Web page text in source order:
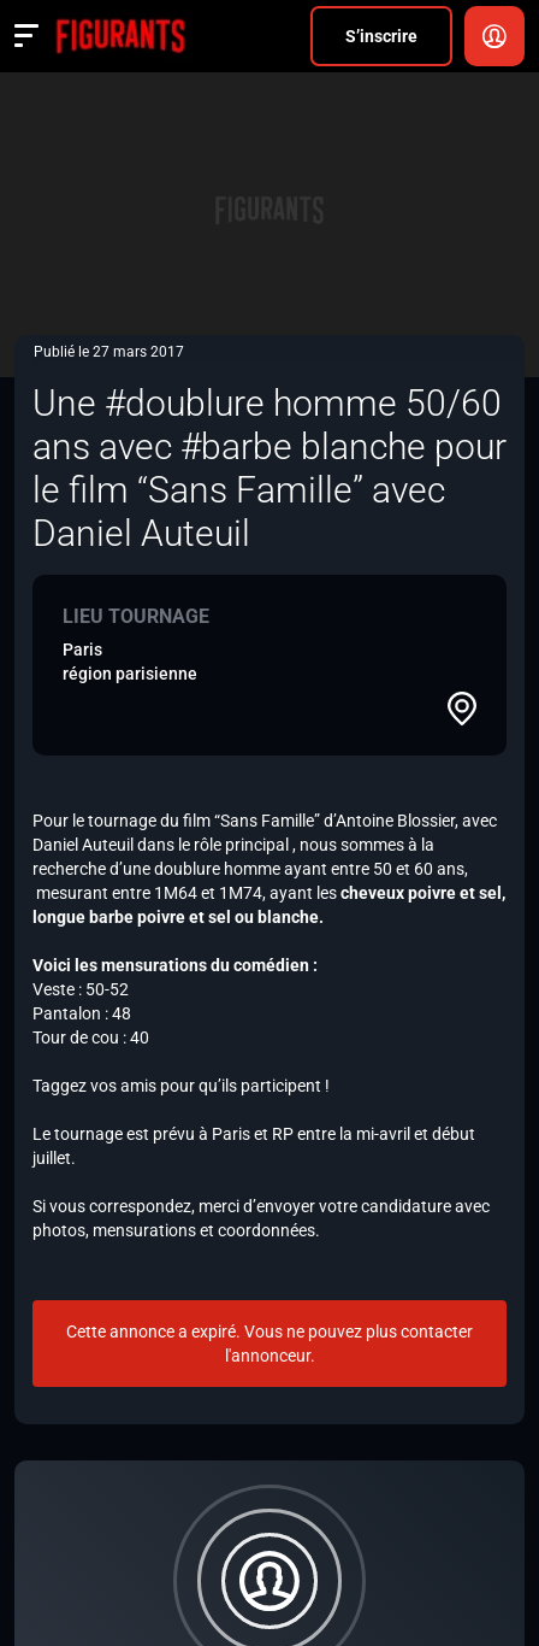
S’inscrire
Actualités
Publié le 27 mars 2017
Une #doublure homme 50/60
ans avec #barbe blanche pour
le film “Sans Famille” avec
Daniel Auteuil
LIEU TOURNAGE
Paris
région parisienne
Pour le tournage du film “Sans Famille” d’Antoine Blossier, avec
Daniel Auteuil dans le rôle principal , nous sommes à la
recherche d’une doublure homme ayant entre 50 et 60 ans,
mesurant entre 1M64 et 1M74, ayant lescheveux poivre et sel,
longue barbe poivre et sel ou blanche.
Voici les mensurations du comédien :
Veste : 50-52
Pantalon : 48
Tour de cou : 40
Taggez vos amis pour qu’ils participent !
Le tournage est prévu à Paris et RP entre la mi-avril et début
juillet.
Si vous correspondez, merci d’envoyer votre candidature avec
photos, mensurations et coordonnées.
Cette annonce a expiré. Vous ne pouvez plus contacter
l'annonceur.